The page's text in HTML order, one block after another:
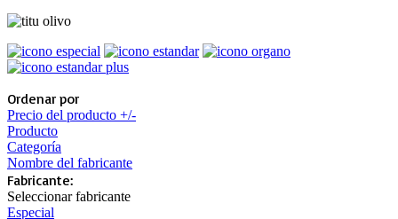
Ordenar por
Precio del producto +/-
Producto
Categoría
Nombre del fabricante
Fabricante:
Seleccionar fabricante
Especial